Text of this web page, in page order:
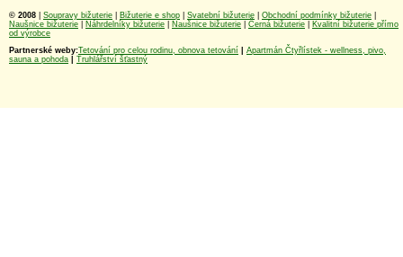
© 2008 Soupravy bižuterie Bižuterie e shop Svatební bižuterie Obchodní podmínky bižuterie
Naušnice bižuterie
Náhrdelníky bižuterie Naušnice bižuterie Černá bižuterie
Kvalitní bižuterie přímo
od výrobce
Partnerské weby:Tetování pro celou rodinu, obnova tetování
Apartmán Čtyřlístek - wellness, pivo,
sauna a pohoda
Truhlářství šťastný